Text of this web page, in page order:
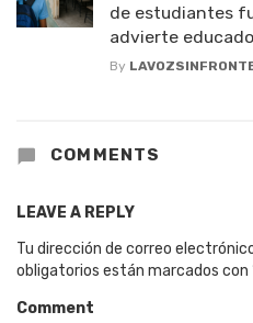
de estudiantes
advierte
By
COMMENTS
LEAVE A REPLY
Tu dirección de correo
obligatorios están marcados con
Comment